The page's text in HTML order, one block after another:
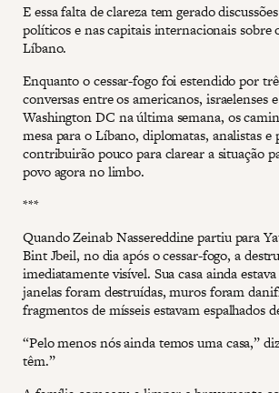
E essa falta de clareza tem gerado
políticos e nas capitais internacionais sobre
Líbano.
Enquanto o cessar-fogo foi estendido por
conversas entre os americanos, israelenses
Washington DC na última semana, os
mesa para o Líbano, diplomatas, analistas e
contribuirão pouco para clarear a situação
povo agora no limbo.
***
Quando Zeinab Nassereddine partiu para
Bint Jbeil, no dia após o cessar-fogo, a
imediatamente visível. Sua casa ainda estava
janelas foram destruídas, muros foram
fragmentos de mísseis estavam espalhados
“Pelo menos nós ainda temos uma casa,”
têm.”